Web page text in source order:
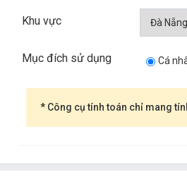
Khu vực
Mục đích sử dụng Cá
* Công cụ tính toán chỉ mang